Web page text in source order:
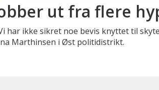
ut fra flere
har ikke sikret noe bevis knyttet til
Marthinsen i Øst politidistrikt.